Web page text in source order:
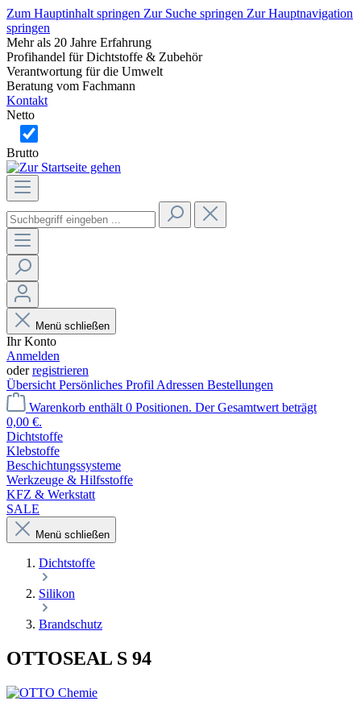
Zum Hauptinhalt springen Zur Suche springen Zur Hauptnavigation
springen
Mehr als 20 Jahre Erfahrung
Profihandel für Dichtstoffe & Zubehör
Verantwortung für die Umwelt
Beratung vom Fachmann
Kontakt
Netto
Brutto
Menü schließen
Ihr Konto
Anmelden
oderregistrieren
Übersicht Persönliches Profil Adressen Bestellungen
Warenkorb enthält 0 Positionen. Der Gesamtwert beträgt
0,00 €.
Dichtstoffe
Klebstoffe
Beschichtungssysteme
Werkzeuge & Hilfsstoffe
KFZ & Werkstatt
SALE
Menü schließen
Dichtstoffe
Silikon
Brandschutz
OTTOSEAL S 94